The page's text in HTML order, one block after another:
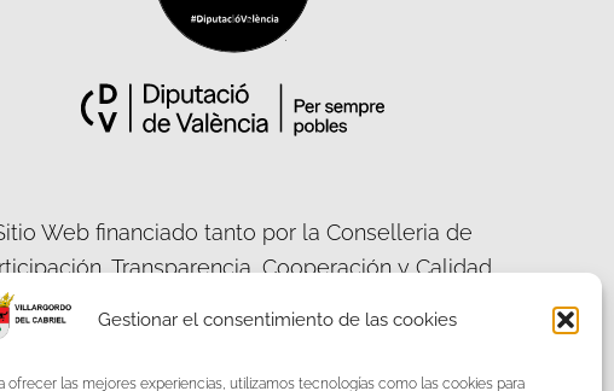
Gestionar el consentimiento de las cookies
ofrecer las mejores experiencias, utilizamos tecnologías como las cookies para
Web financiado tanto por la Conselleria de
Transparencia, Cooperación y Calidad
como por la Diputación Provincial de